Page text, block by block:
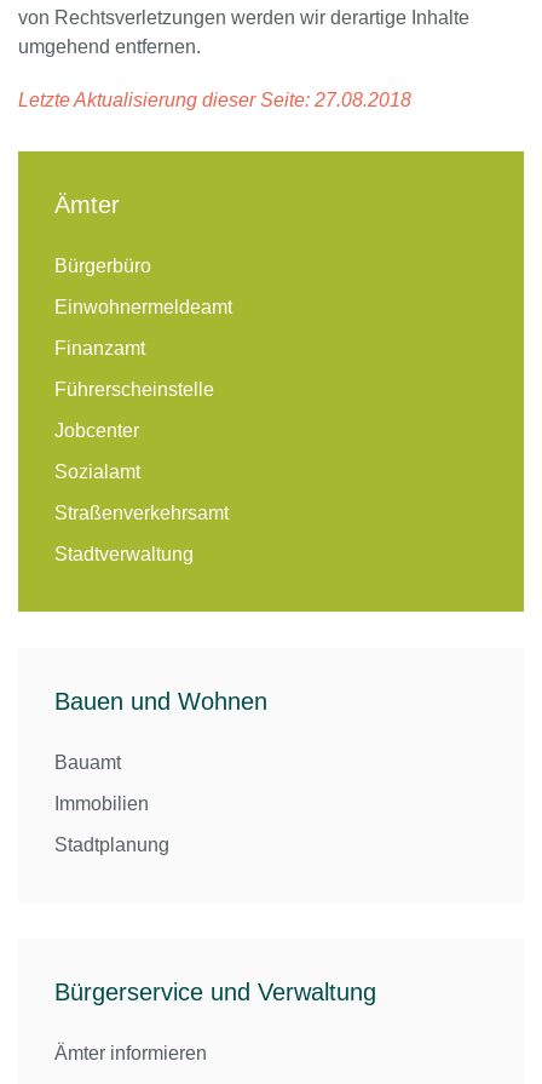
von Rechtsverletzungen werden wir derartige Inhalte
umgehend entfernen.
Letzte Aktualisierung dieser Seite: 27.08.2018
Ämter
Bürgerbüro
Einwohnermeldeamt
Finanzamt
Führerscheinstelle
Jobcenter
Sozialamt
Straßenverkehrsamt
Stadtverwaltung
Bauen und Wohnen
Bauamt
Immobilien
Stadtplanung
Bürgerservice und Verwaltung
Ämter informieren